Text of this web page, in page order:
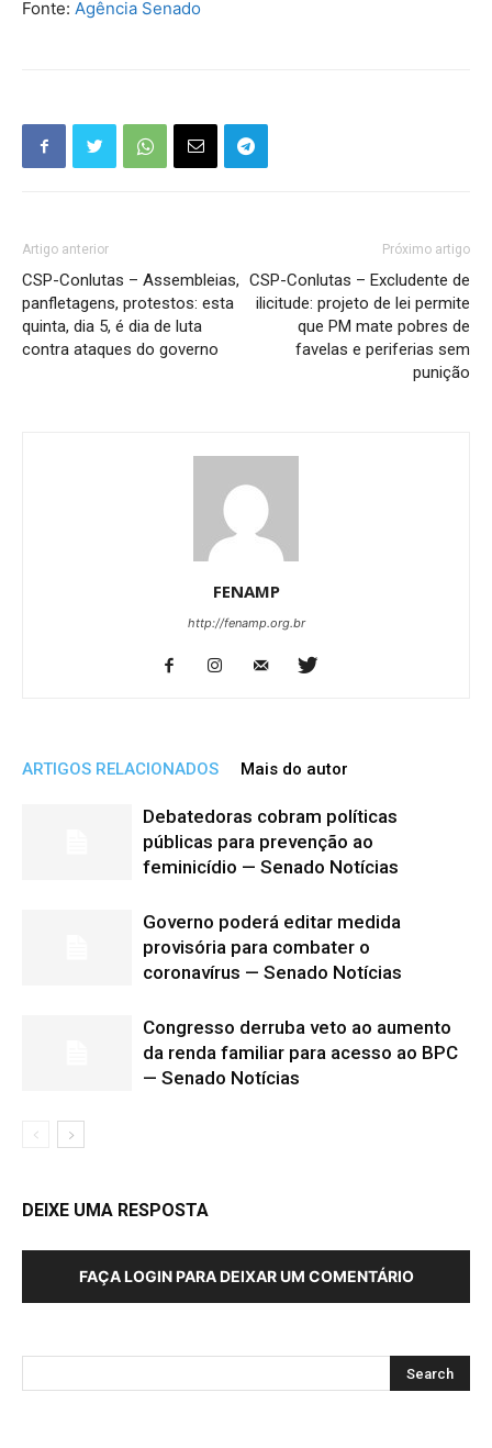
Fonte: Agência Senado
Artigo anterior
CSP-Conlutas – Assembleias,
panfletagens, protestos: esta
quinta, dia 5, é dia de luta
contra ataques do governo
Próximo artigo
CSP-Conlutas – Excludente de
ilicitude: projeto de lei permite
que PM mate pobres de
favelas e periferias sem
punição
FENAMP
http://fenamp.org.br
ARTIGOS RELACIONADOS Mais do autor
Debatedoras cobram políticas
públicas para prevenção ao
feminicídio — Senado Notícias
Governo poderá editar medida
provisória para combater o
coronavírus — Senado Notícias
Congresso derruba veto ao aumento
da renda familiar para acesso ao BPC
— Senado Notícias
DEIXE UMA RESPOSTA
FAÇA LOGIN PARA DEIXAR UM COMENTÁRIO